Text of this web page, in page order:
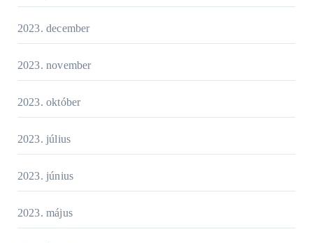
2023. december
2023. november
2023. október
2023. július
2023. június
2023. május